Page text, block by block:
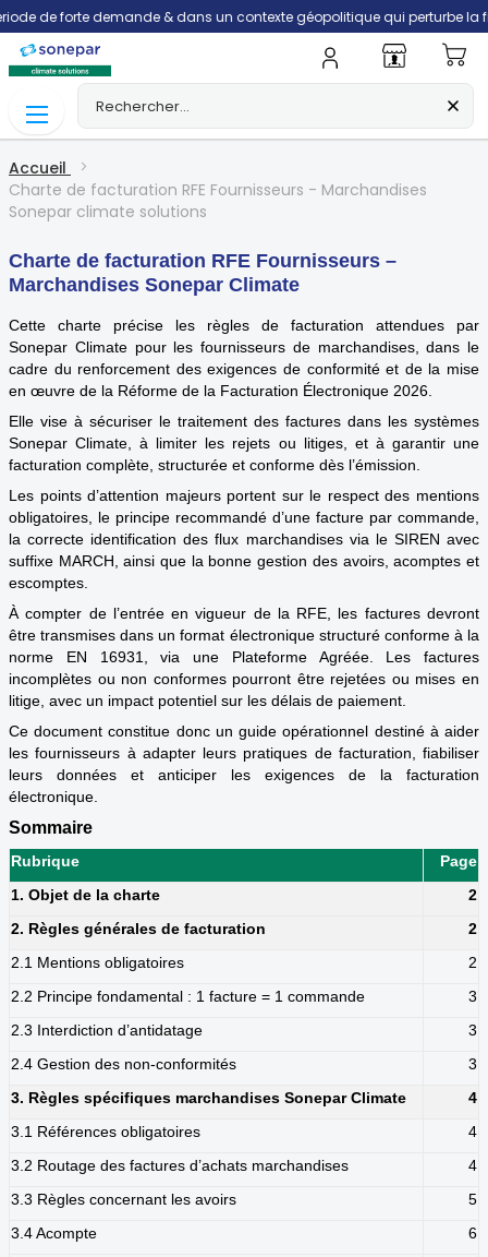
dans un contexte géopolitique qui perturbe la filière transport, les
Accueil
Charte de facturation RFE Fournisseurs - Marchandises
Sonepar climate solutions
Charte de facturation RFE Fournisseurs –
Marchandises Sonepar Climate
Cette charte précise les règles de facturation attendues par
Sonepar Climate pour les fournisseurs de marchandises, dans le
cadre du renforcement des exigences de conformité et de la mise
en œuvre de la Réforme de la Facturation Électronique 2026.
Elle vise à sécuriser le traitement des factures dans les systèmes
Sonepar Climate, à limiter les rejets ou litiges, et à garantir une
facturation complète, structurée et conforme dès l’émission.
Les points d’attention majeurs portent sur le respect des mentions
obligatoires, le principe recommandé d’une facture par commande,
la correcte identification des flux marchandises via le SIREN avec
suffixe MARCH, ainsi que la bonne gestion des avoirs, acomptes et
escomptes.
À compter de l’entrée en vigueur de la RFE, les factures devront
être transmises dans un format électronique structuré conforme à la
norme EN 16931, via une Plateforme Agréée. Les factures
incomplètes ou non conformes pourront être rejetées ou mises en
litige, avec un impact potentiel sur les délais de paiement.
Ce document constitue donc un guide opérationnel destiné à aider
les fournisseurs à adapter leurs pratiques de facturation, fiabiliser
leurs données et anticiper les exigences de la facturation
électronique.
Sommaire
Rubrique
Page
1. Objet de la charte
2
2. Règles générales de facturation
2
2.1 Mentions obligatoires
2
2.2 Principe fondamental : 1 facture = 1 commande
3
2.3 Interdiction d’antidatage
3
2.4 Gestion des non-conformités
3
3. Règles spécifiques marchandises Sonepar Climate
4
3.1 Références obligatoires
4
3.2 Routage des factures d’achats marchandises
4
3.3 Règles concernant les avoirs
5
3.4 Acompte
6